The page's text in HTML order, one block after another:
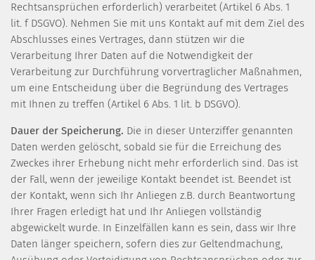
Rechtsansprüchen erforderlich) verarbeitet (Artikel 6 Abs. 1
lit. f DSGVO). Nehmen Sie mit uns Kontakt auf mit dem Ziel des
Abschlusses eines Vertrages, dann stützen wir die
Verarbeitung Ihrer Daten auf die Notwendigkeit der
Verarbeitung zur Durchführung vorvertraglicher Maßnahmen,
um eine Entscheidung über die Begründung des Vertrages
mit Ihnen zu treffen (Artikel 6 Abs. 1 lit. b DSGVO).
Dauer der Speicherung. Die in dieser Unterziffer genannten
Daten werden gelöscht, sobald sie für die Erreichung des
Zweckes ihrer Erhebung nicht mehr erforderlich sind. Das ist
der Fall, wenn der jeweilige Kontakt beendet ist. Beendet ist
der Kontakt, wenn sich Ihr Anliegen z.B. durch Beantwortung
Ihrer Fragen erledigt hat und Ihr Anliegen vollständig
abgewickelt wurde. In Einzelfällen kann es sein, dass wir Ihre
Daten länger speichern, sofern dies zur Geltendmachung,